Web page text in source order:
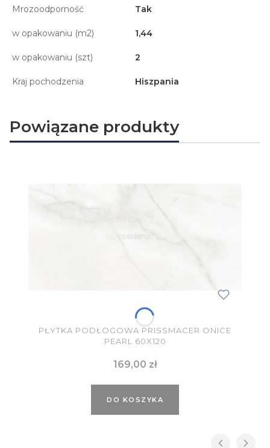
Mrozoodporność Tak
w opakowaniu (m2) 1,44
w opakowaniu (szt) 2
Kraj pochodzenia Hiszpania
Powiązane produkty
PŁYTKA PODŁOGOWA PRISSMACER ONICE
PEARL 60X120
Cena
169,00 zł
DO KOSZYKA